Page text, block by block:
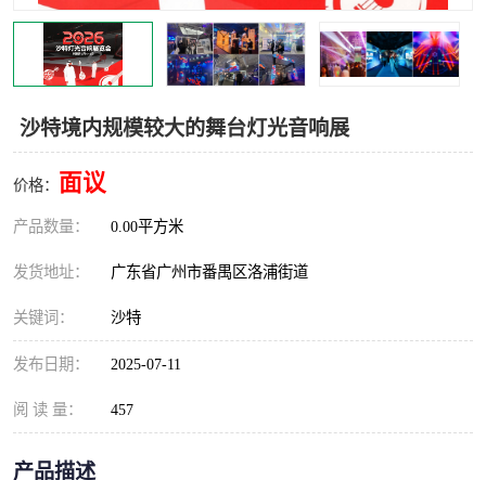
沙特境内规模较大的舞台灯光音响展
价格： 面议
产品数量： 0.00平方米
发货地址： 广东省广州市番禺区洛浦街道
关键词： 沙特
发布日期： 2025-07-11
阅 读 量： 457
产品描述